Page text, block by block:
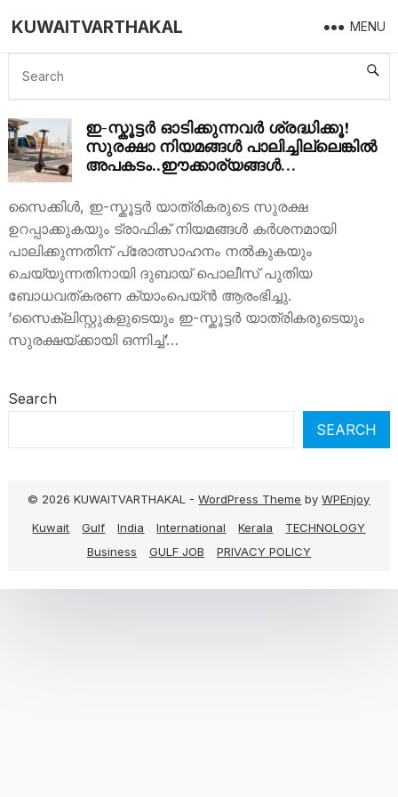
KUWAITVARTHAKAL MENU
E SCOOTER SAFETY RULES
ഇ-സ്കൂട്ടർ ഓടിക്കുന്നവർ ശ്രദ്ധിക്കൂ!
സുരക്ഷാ നിയമങ്ങൾ പാലിച്ചില്ലെങ്കിൽ
അപകടം..ഈക്കാര്യങ്ങൾ
സൈക്കിൾ, ഇ-സ്കൂട്ടർ യാത്രികരുടെ സുരക്ഷ
ഉറപ്പാക്കുകയും ട്രാഫിക് നിയമങ്ങൾ കർശനമായി
പാലിക്കുന്നതിന് പ്രോത്സാഹനം നൽകുകയും
ചെയ്യുന്നതിനായി ദുബായ് പൊലീസ് പുതിയ
ബോധവത്കരണ ക്യാംപെയ്ൻ ആരംഭിച്ചു.
‘സൈക്ലിസ്റ്റുകളുടെയും ഇ-സ്കൂട്ടർ യാത്രികരുടെയും
സുരക്ഷയ്ക്കായി ഒന്നിച്ച്’…
Search
SEARCH
© 2026 KUWAITVARTHAKAL -WordPress Theme byWPEnjoy
Kuwait
Gulf India International Kerala
TECHNOLOGY
Business
GULF JOB PRIVACY POLICY